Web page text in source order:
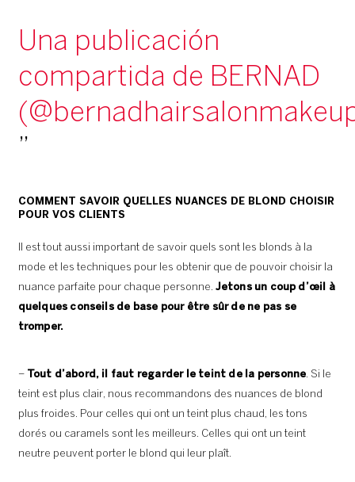
Una publicación
compartida de BERNAD
COMMENT SAVOIR QUELLES NUANCES DE BLOND CHOISIR
POUR VOS CLIENTS
Il est tout aussi important de savoir quels sont les blonds à la
mode et les techniques pour les obtenir que de pouvoir choisir la
nuance parfaite pour chaque personne. Jetons un coup d’œil à
quelques conseils de base pour être sûr de ne pas se
tromper.
– Tout d’abord, il faut regarder le teint de la personne. Si le
teint est plus clair, nous recommandons des nuances de blond
plus froides. Pour celles qui ont un teint plus chaud, les tons
dorés ou caramels sont les meilleurs. Celles qui ont un teint
neutre peuvent porter le blond qui leur plaît.